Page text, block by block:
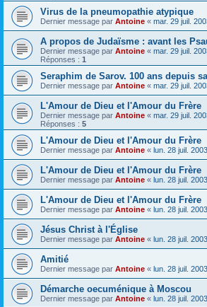
Virus de la pneumopathie atypique
Dernier message par Antoine « mar. 29 juil.
A propos de Judaïsme : avant les
Dernier message par Antoine « mar. 29 juil.
Réponses : 1
Seraphim de Sarov. 100 ans depuis
Dernier message par Antoine « mar. 29 juil.
L'Amour de Dieu et l'Amour du Frère
Dernier message par Antoine « mar. 29 juil.
Réponses : 5
L'Amour de Dieu et l'Amour du Frère
Dernier message par Antoine « lun. 28 juil.
L'Amour de Dieu et l'Amour du Frère
Dernier message par Antoine « lun. 28 juil.
L'Amour de Dieu et l'Amour du Frère
Dernier message par Antoine « lun. 28 juil.
Jésus Christ à l'Église
Dernier message par Antoine « lun. 28 juil.
Amitié
Dernier message par Antoine « lun. 28 juil.
Démarche oecuménique à Moscou
Dernier message par Antoine « lun. 28 juil.